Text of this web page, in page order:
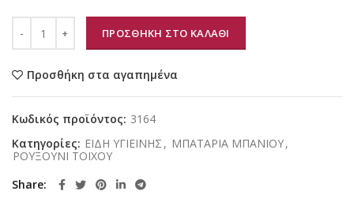
ΠΡΟΣΘΗΚΗ ΣΤΟ ΚΑΛΑΘΙ
Προσθήκη στα αγαπημένα
Κωδικός προϊόντος: 3164
Κατηγορίες: ΕΙΔΗ ΥΓΙΕΙΝΗΣ , ΜΠΑΤΑΡΙΑ ΜΠΑΝΙΟΥ,
ΡΟΥΞΟΥΝΙ ΤΟΙΧΟΥ
Share